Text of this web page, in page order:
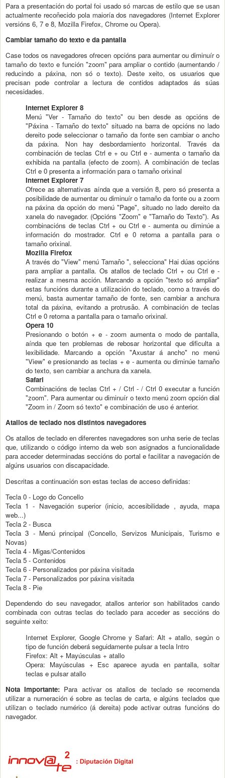
Para a presentación do portal foi usado só marcas de estilo que se usan
actualmente recoñecido pola maioría dos navegadores (Internet Explorer
versións 6, 7 e 8, Mozilla Firefox, Chrome ou Opera).
Cambiar tamaño do texto e da pantalla
Case todos os navegadores ofrecen opcións para aumentar ou diminuír o
tamaño do texto e función "zoom" para ampliar o contido (aumentando /
reducindo a páxina, non só o texto). Deste xeito, os usuarios que
precisan pode controlar a lectura de contidos adaptados ás súas
necesidades.
Internet Explorer 8
Menú "Ver - Tamaño do texto" ou ben desde as opcións de
"Páxina - Tamaño do texto" situado na barra de opcións no lado
dereito pode seleccionar o tamaño da fonte sen cambiar o ancho
da páxina. Non hay desbordamiento horizontal. Través da
combinación de teclas Ctrl e + ou Ctrl e - aumenta o tamaño da
exhibida na pantalla (efecto de zoom). A combinación de teclas
Ctrl e 0 presenta a información para o tamaño orixinal
Internet Explorer 7
Ofrece as alternativas aínda que a versión 8, pero só presenta a
posibilidade de aumentar ou diminuír o tamaño da fonte ou a zoom
na páxina da opción do menú "Page", situado no lado dereito da
xanela do navegador. (Opcións "Zoom" e "Tamaño do Texto"). As
combinacións de teclas Ctrl + ou Ctrl e - aumenta ou diminúe a
información do mostrador. Ctrl e 0 retorna a pantalla para o
tamaño orixinal.
Mozilla Firefox
A través do "View" menú Tamaño ", selecciona" Hai dúas opcións
para ampliar a pantalla. Os atallos de teclado Ctrl + ou Ctrl e -
realizar a mesma acción. Marcando a opción "texto só ampliar"
estas funcións durante a utilización do teclado, como a través do
menú, basta aumentar tamaño de fonte, sen cambiar a anchura
total da páxina, evitando a protrusão. A combinación de teclas
Ctrl e 0 retorna a pantalla para o tamaño orixinal.
Opera 10
Presionando o botón + e - zoom aumenta o modo de pantalla,
aínda que ten problemas de rebosar horizontal que dificulta a
lexibilidade. Marcando a opción "Axustar á ancho" no menú
"View" e presionando as teclas + e - aumenta ou diminúe tamaño
do texto, sen cambiar a anchura da xanela.
Safari
Combinacións de teclas Ctrl + / Ctrl - / Ctrl 0 executar a función
"zoom". Para aumentar ou diminuír o texto menú zoom opción dial
"Zoom in / Zoom só texto" e combinación de uso é anterior.
Atallos de teclado nos distintos navegadores
Os atallos de teclado en diferentes navegadores son unha serie de teclas
que, utilizando o código interno da web son asignados a funcionalidade
para acceder determinadas seccións do portal e facilitar a navegación de
algúns usuarios con discapacidade.
Descritas a continuación son estas teclas de acceso definidas:
Tecla 0 - Logo do Concello
Tecla 1 - Navegación superior (inicio, accesibilidade , ayuda, mapa
web...)
Tecla 2 - Busca
Tecla 3 - Menú principal (Concello, Servizos Municipais, Turismo e
Novas)
Tecla 4 - Migas/Contenidos
Tecla 5 - Contenidos
Tecla 6 - Personalizados por páxina visitada
Tecla 7 - Personalizados por páxina visitada
Tecla 8 - Pie
Dependendo do seu navegador, atallos anterior son habilitados cando
combinada con outras teclas do teclado para acceder as seccións do
seguinte xeito:
Internet Explorer, Google Chrome y Safari: Alt + atallo, según o
tipo de función deberá seguidamente pulsar a tecla Intro
Firefox: Alt + Mayúsculas + atallo
Opera: Mayúsculas + Esc aparece ayuda en pantalla, soltar
teclas e pulsar atallo
Nota Importante: Para activar os atallos de teclado se recomenda
utilizar a numeración é sobre as teclas de carta, e algúns teclados que
utilizan o teclado numérico (á dereita) pode activar outras funcións do
navegador.